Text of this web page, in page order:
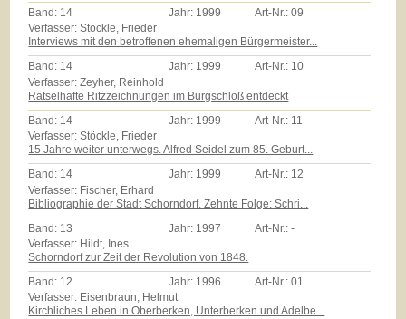
Band: 14 Jahr: 1999 Art-Nr.:09
Verfasser: Stöckle, Frieder
Interviews mit den betroffenen ehemaligen Bürgermeister...
Band: 14 Jahr: 1999 Art-Nr.: 10
Verfasser: Zeyher, Reinhold
Rätselhafte Ritzzeichnungen im Burgschloß entdeckt
Band: 14 Jahr: 1999 Art-Nr.: 11
Verfasser: Stöckle, Frieder
15 Jahre weiter unterwegs. Alfred Seidel zum 85. Geburt...
Band: 14 Jahr: 1999 Art-Nr.: 12
Verfasser: Fischer, Erhard
Bibliographie der Stadt Schorndorf. Zehnte Folge: Schri...
Band: 13 Jahr: 1997 Art-Nr.:-
Verfasser: Hildt, Ines
Schorndorf zur Zeit der Revolution von 1848.
Band: 12 Jahr: 1996 Art-Nr.:01
Verfasser: Eisenbraun, Helmut
Kirchliches Leben in Oberberken, Unterberken und Adelbe...